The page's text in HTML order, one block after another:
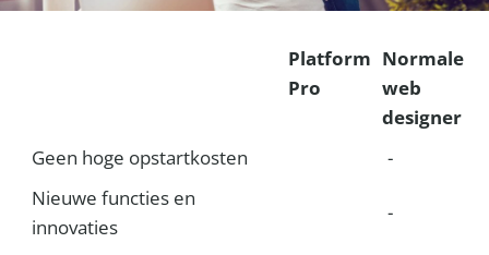
Platform
Pro
Normale
web
designer
Geen hoge opstartkosten
-
Nieuwe functies en
innovaties
-